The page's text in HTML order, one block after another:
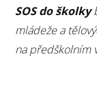
SOS do školky
mládeže a
na předškolním